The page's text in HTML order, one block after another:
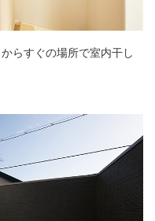
らすぐの場所で室内干し